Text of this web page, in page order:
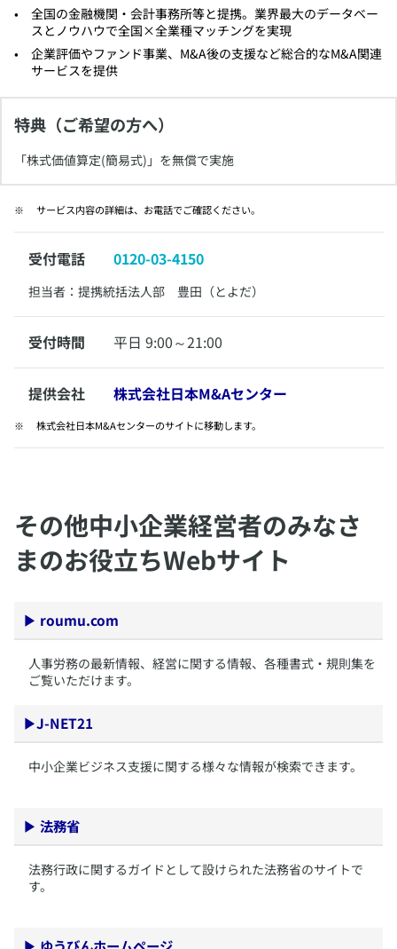
​全国の金融機関・会計事務所等と提携。業界最大のデータベー
スとノウハウで全国×全業種マッチングを実現
​企業評価やファンド事業、M&A後の支援など総合的なM&A関連
サービスを提供
特典（ご希望の方へ）
​「株式価値算定(簡易式)」を無償で実施
​サービス内容の詳細は、お電話でご確認ください。
受付電話 0120-03-4150
​担当者：提携統括法人部 豊田（とよだ）
受付時間 平日 9:00～21:00
提供会社 株式会社日本M&Aセンター
​株式会社日本M&Aセンターのサイトに移動します。
その他中小企業経営者のみなさ
まのお役立ちWebサイト
▶ roumu.com
​人事労務の最新情報、経営に関する情報、各種書式・規則集を
ご覧いただけます。
▶J-NET21
​中小企業ビジネス支援に関する様々な情報が検索できます。
▶ 法務省
​法務行政に関するガイドとして設けられた法務省のサイトで
す。
▶ ゆうびんホームページ